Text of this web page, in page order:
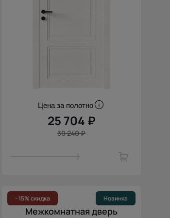
Цена за полотно
25 704 ₽
30 240 ₽
- 15% скидка Новинка
Межкомнатная дверь